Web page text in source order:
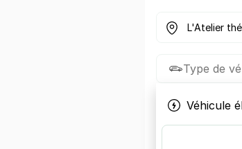
Où cherchez-
Type de
Véhicule